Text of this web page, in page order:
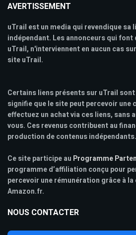
AVERTISSEMENT
uTrail est un media qui revendique sa
indépendant. Les annonceurs qui font
uTrail, n'interviennent en aucun cas
site uTrail.
Certains liens présents sur uTrail
signifie que le site peut percevoir une
effectuez un achat via ces liens, sans
vous. Ces revenus contribuent au
production de contenus indépendants.
Ce site participe au Programme
programme d’affiliation conçu pour
percevoir une rémunération grâce à
Amazon.fr.
NOUS CONTACTER